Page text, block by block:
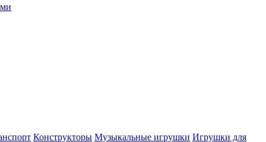
Конструкторы Музыкальные игрушки Игрушки для